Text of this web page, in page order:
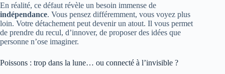
En réalité, ce défaut révèle un besoin immense de
indépendance. Vous pensez différemment, vous voyez plus
loin. Votre détachement peut devenir un atout. Il vous permet
de prendre du recul, d’innover, de proposer des idées que
personne n’ose imaginer.
Poissons : trop dans la lune… ou connecté à l’invisible ?